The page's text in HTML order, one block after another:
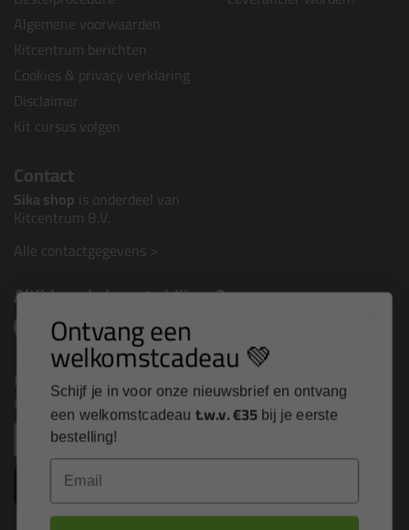
Algemene voorwaarden
Kitcentrum berichten
Cookies & privacy verklaring
Disclaimer
Kit cursus volgen
Contact
Sika shop is onderdeel van
Kitcentrum B.V.
Alle contactgegevens >
Altijd op de hoogte blijven?
Nieuws, tips en exclusieve deals rechtstreeks in je
inbox
Ontvang een
welkomstcadeau 💚
Schijf je in voor onze nieuwsbrief en ontvang
een welkomstcadeau t.w.v. €35 bij je eerste
bestelling!